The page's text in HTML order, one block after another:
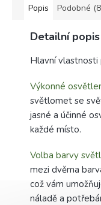
Popis Podobné
Detailní
Hlavní vlastnosti
Výkonné
světlomet se
jasné a účinné
každé místo.
Volba barvy
mezi dvěma
což vám
náladě a